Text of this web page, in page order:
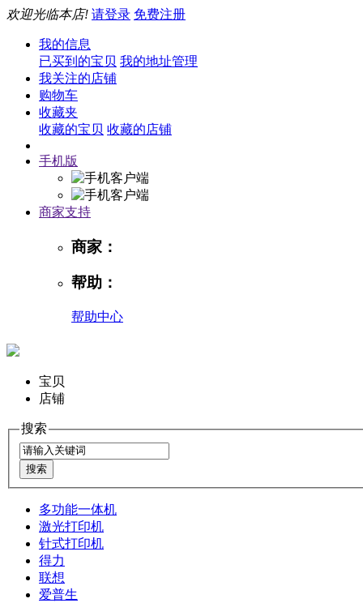
欢迎光临本店! 请登录 免费注册
我的信息
已买到的宝贝 我的地址管理
我关注的店铺
购物车
收藏夹
收藏的宝贝 收藏的店铺
手机版
商家支持
商家：
帮助：
帮助中心
宝贝
店铺
搜索
多功能一体机
激光打印机
针式打印机
得力
联想
爱普生